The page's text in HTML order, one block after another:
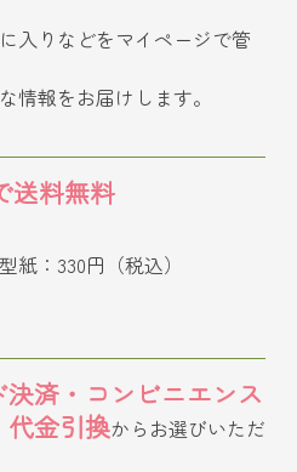
入りなどをマイページで管
情報をお届けします。
送料無料
紙：330円（税込）
済・コンビニエンス
代金引換からお選びいただ